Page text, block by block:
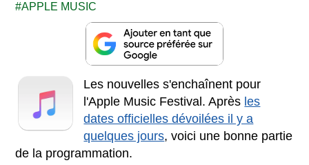
APPLE MUSIC
Les nouvelles s'enchaînent pour
l'Apple Music Festival. Après les
dates officielles dévoilées il y a
quelques jours, voici une bonne partie
de la programmation.